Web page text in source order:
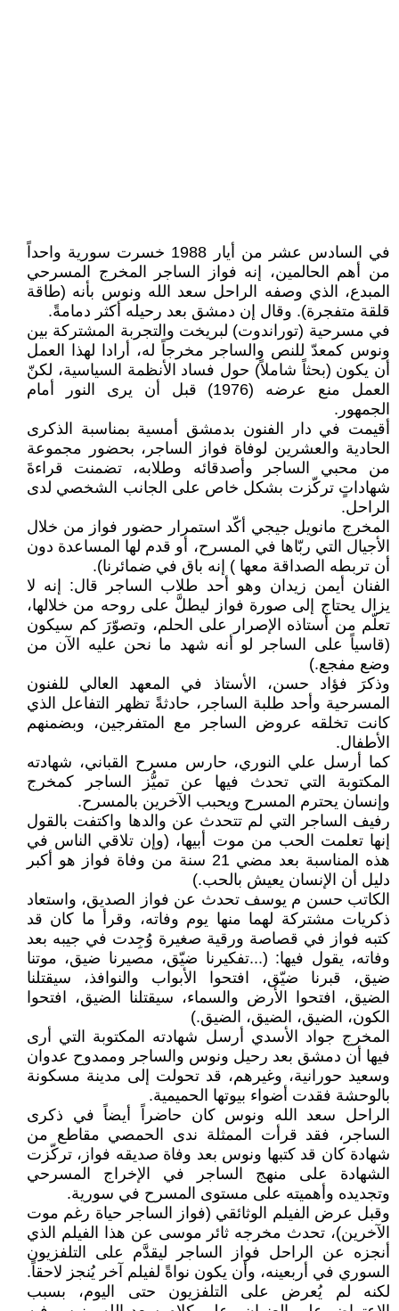
في السادس عشر من أيار 1988 خسرت سورية واحداً
من أهم الحالمين، إنه فواز الساجر المخرج المسرحي
المبدع، الذي وصفه الراحل سعد الله ونوس بأنه (طاقة
قلقة متفجرة). وقال إن دمشق بعد رحيله أكثر دمامةً.
في مسرحية (توراندوت) لبريخت والتجربة المشتركة بين
ونوس كمعدّ للنص والساجر مخرجاً له، أرادا لهذا العمل
أن يكون (بحثاً شاملاً) حول فساد الأنظمة السياسية، لكنّ
العمل منع عرضه (1976) قبل أن يرى النور أمام
الجمهور.
أقيمت في دار الفنون بدمشق أمسية بمناسبة الذكرى
الحادية والعشرين لوفاة فواز الساجر، بحضور مجموعة
من محبي الساجر وأصدقائه وطلابه، تضمنت قراءةَ
شهاداتٍ تركّزت بشكل خاص على الجانب الشخصي لدى
الراحل.
المخرج مانويل جيجي أكّد استمرار حضور فواز من خلال
الأجيال التي ربّاها في المسرح، أو قدم لها المساعدة دون
أن تربطه الصداقة معها ) إنه باق في ضمائرنا).
الفنان أيمن زيدان وهو أحد طلاب الساجر قال: إنه لا
يزال يحتاج إلى صورة فواز ليطلَّ على روحه من خلالها،
تعلّم من أستاذه الإصرار على الحلم، وتصوّرَ كم سيكون
(قاسياً على الساجر لو أنه شهد ما نحن عليه الآن من
وضع مفجع.)
وذكرَ فؤاد حسن، الأستاذ في المعهد العالي للفنون
المسرحية وأحد طلبة الساجر، حادثةً تظهر التفاعل الذي
كانت تخلقه عروض الساجر مع المتفرجين، وبضمنهم
الأطفال.
كما أرسل علي النوري، حارس مسرح القباني، شهادته
المكتوبة التي تحدث فيها عن تميُّز الساجر كمخرج
وإنسان يحترم المسرح ويحبب الآخرين بالمسرح.
رفيف الساجر التي لم تتحدث عن والدها واكتفت بالقول
إنها تعلمت الحب من موت أبيها، (وإن تلاقي الناس في
هذه المناسبة بعد مضي 21 سنة من وفاة فواز هو أكبر
دليل أن الإنسان يعيش بالحب.)
الكاتب حسن م يوسف تحدث عن فواز الصديق، واستعاد
ذكريات مشتركة لهما منها يوم وفاته، وقرأ ما كان قد
كتبه فواز في قصاصة ورقية صغيرة وُجِدت في جيبه بعد
وفاته، يقول فيها: (...تفكيرنا ضيّق، مصيرنا ضيق، موتنا
ضيق، قبرنا ضيّق، افتحوا الأبواب والنوافذ، سيقتلنا
الضيق، افتحوا الأرض والسماء، سيقتلنا الضيق، افتحوا
الكون، الضيق، الضيق، الضيق.)
المخرج جواد الأسدي أرسل شهادته المكتوبة التي أرى
فيها أن دمشق بعد رحيل ونوس والساجر وممدوح عدوان
وسعيد حورانية، وغيرهم، قد تحولت إلى مدينة مسكونة
بالوحشة فقدت أضواء بيوتها الحميمية.
الراحل سعد الله ونوس كان حاضراً أيضاً في ذكرى
الساجر، فقد قرأت الممثلة ندى الحمصي مقاطع من
شهادة كان قد كتبها ونوس بعد وفاة صديقه فواز، تركّزت
الشهادة على منهج الساجر في الإخراج المسرحي
وتجديده وأهميته على مستوى المسرح في سورية.
وقبل عرض الفيلم الوثائقي (فواز الساجر حياة رغم موت
الآخرين)، تحدث مخرجه ثائر موسى عن هذا الفيلم الذي
أنجزه عن الراحل فواز الساجر ليقدَّم على التلفزيون
السوري في أربعينه، وأن يكون نواةً لفيلم آخر يُنجز لاحقاً.
لكنه لم يُعرض على التلفزيون حتى اليوم، بسبب